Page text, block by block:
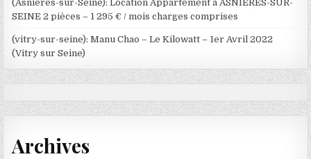
(Asnières-sur-Seine): Location Appartement à ASNIÈRES-SUR-
SEINE 2 pièces – 1 295 € / mois charges comprises
(vitry-sur-seine): Manu Chao – Le Kilowatt – 1er Avril 2022
(Vitry sur Seine)
Archives